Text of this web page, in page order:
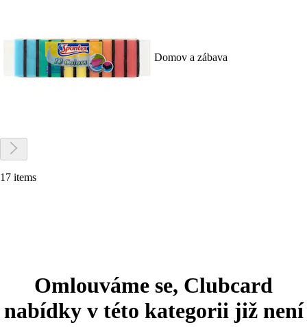
Domov a zábava
17 items
Omlouváme se, Clubcard
nabídky v této kategorii již není